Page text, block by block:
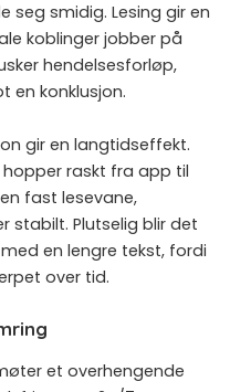
seg smidig. Lesing gir en
koblinger jobber på
hendelsesforløp,
en konklusjon.
gir en langtidseffekt.
raskt fra app til
fast lesevane,
stabilt. Plutselig blir det
en lengre tekst, fordi
over tid.
et overhengende